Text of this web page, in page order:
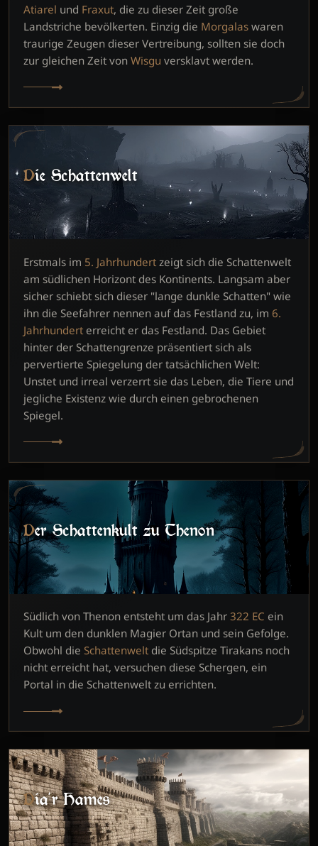
Atiarel und Fraxut, die zu dieser Zeit große
Landstriche bevölkerten. Einzig die Morgalas waren
traurige Zeugen dieser Vertreibung, sollten sie doch
zur gleichen Zeit von Wisgu versklavt werden.
Die Schattenwelt
Erstmals im 5. Jahrhundert zeigt sich die Schattenwelt
am südlichen Horizont des Kontinents. Langsam aber
sicher schiebt sich dieser "lange dunkle Schatten" wie
ihn die Seefahrer nennen auf das Festland zu, im 6.
Jahrhundert erreicht er das Festland. Das Gebiet
hinter der Schattengrenze präsentiert sich als
pervertierte Spiegelung der tatsächlichen Welt:
Unstet und irreal verzerrt sie das Leben, die Tiere und
jegliche Existenz wie durch einen gebrochenen
Spiegel.
Der Schattenkult zu Thenon
Südlich von Thenon entsteht um das Jahr 322 EC ein
Kult um den dunklen Magier Ortan und sein Gefolge.
Obwohl die Schattenwelt die Südspitze Tirakans noch
nicht erreicht hat, versuchen diese Schergen, ein
Portal in die Schattenwelt zu errichten.
Dia'r Hames